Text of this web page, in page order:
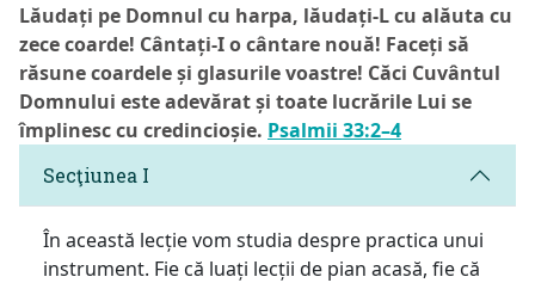
Lăudați pe Domnul cu harpa, lăudați-L cu alăuta cu
zece coarde! Cântați-I o cântare nouă! Faceți să
răsune coardele și glasurile voastre! Căci Cuvântul
Domnului este adevărat și toate lucrările Lui se
împlinesc cu credincioșie. Psalmii 33:2–4
Secţiunea I
În această lecție vom studia despre practica unui
instrument. Fie că luați lecții de pian acasă, fie că